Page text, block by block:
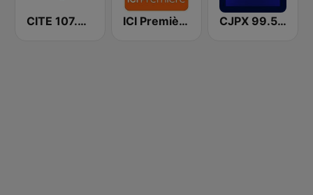
CITE 107.3 Rouge FM ICI Première Québec CJPX 99.5 MTL